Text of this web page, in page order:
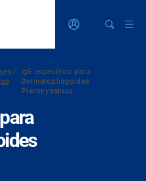
/
IgE específico para
Dermatophagoides
Pteronyssinus